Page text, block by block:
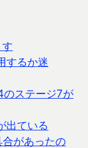
するか迷
のステージ7が
出ている
があったの